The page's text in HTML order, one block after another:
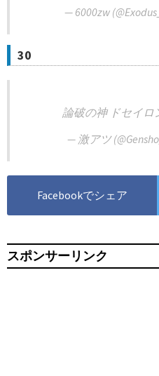
— 6000zw
30
論破の神 ドセイロ
— 激アツ
Facebookでシェア
スポンサーリンク